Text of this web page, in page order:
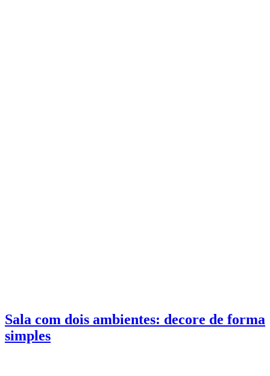
Sala com dois ambientes: decore de forma
simples